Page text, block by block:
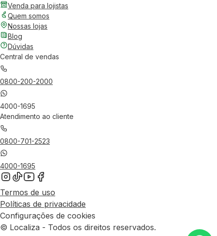
Venda para lojistas
Quem somos
Nossas lojas
Blog
Dúvidas
Central de vendas
0800-200-2000
4000-1695
Atendimento ao cliente
0800-701-2523
4000-1695
Termos de uso
Políticas de privacidade
Configurações de cookies
© Localiza - Todos os direitos reservados.